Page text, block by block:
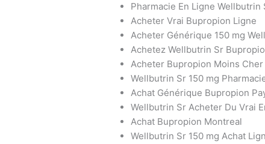
Pharmacie En Ligne Wellbutrin
Acheter Vrai Bupropion Ligne
Acheter Générique 150 mg
Achetez Wellbutrin Sr
Acheter Bupropion Moins Cher
Wellbutrin Sr 150 mg
Achat Générique Bupropion
Wellbutrin Sr Acheter Du Vrai
Achat Bupropion Montreal
Wellbutrin Sr 150 mg Achat